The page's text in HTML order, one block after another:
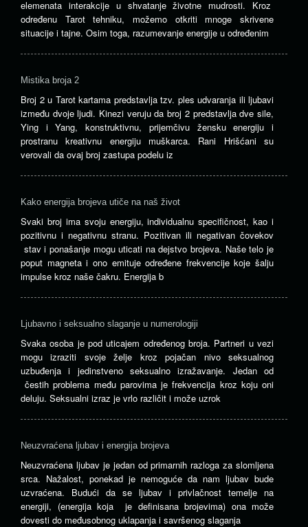
elemenata interakcije u shvatanje životne mudrosti. Kroz
određenu Tarot tehniku, možemo otkriti mnoge skrivene
situacije i tajne. Osim toga, razumevanje energije u određenim
Mistika broja 2
Broj 2 u Tarot kartama predstavlja tzv. ples udvaranja ili ljubavi
između dvoje ljudi. Kinezi veruju da broj 2 predstavlja dve sile,
Ying i Yang, konstruktivnu, prijemčivu žensku energiju i
prostranu kreativnu energiju muškarca. Rani Hrišćani su
verovali da ovaj broj zastupa podelu iz
Kako energija brojeva utiče na naš život
Svaki broj ima svoju energiju, individualnu specifičnost, kao i
pozitivnu i negativnu stranu. Pozitivan ili negativan čovekov
stav i ponašanje mogu uticati na dejstvo brojeva. Naše telo je
poput magneta i ono emituje određene frekvencije koje šalju
impulse kroz naše čakru. Energija b
Ljubavno i seksualno slaganje u numerologiji
Svaka osoba je pod uticajem određenog broja. Partneri u vezi
mogu izraziti svoje želje kroz pojačan nivo seksualnog
uzbuđenja i jedinstveno seksualno izražavanje. Jedan od
čestih problema među parovima je frekvencija kroz koju oni
deluju. Seksualni izraz je vrlo različit i može uzrok
Neuzvraćena ljubav i energija brojeva
Neuzvraćena ljubav je jedan od primarnih razloga za slomljena
srca. Nažalost, ponekad je nemoguće da nam ljubav bude
uzvraćena. Budući da se ljubav i privlačnost temelje na
energiji, (energija koja je definisana brojevima) ona može
dovesti do međusobnog uklapanja i savršenog slaganja